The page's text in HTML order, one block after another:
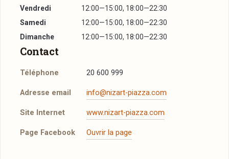
Vendredi
12:00—15:00, 18:00—22:30
Samedi
12:00—15:00, 18:00—22:30
Dimanche
12:00—15:00, 18:00—22:30
Contact
Téléphone 20 600 999
Adresse email info@nizart-piazza.com
Site Internet www.nizart-piazza.com
Page Facebook Ouvrir la page